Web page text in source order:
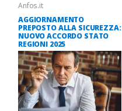
Anfos.it
AGGIORNAMENTO
PREPOSTO ALLA SICUREZZA:
NUOVO ACCORDO STATO
REGIONI 2025